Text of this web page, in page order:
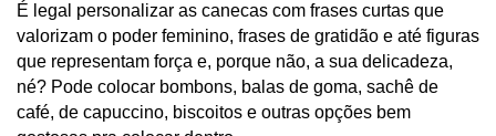
É legal personalizar as canecas com frases curtas que
valorizam o poder feminino, frases de gratidão e até figuras
que representam força e, porque não, a sua delicadeza,
né? Pode colocar bombons, balas de goma, sachê de
café, de capuccino, biscoitos e outras opções bem